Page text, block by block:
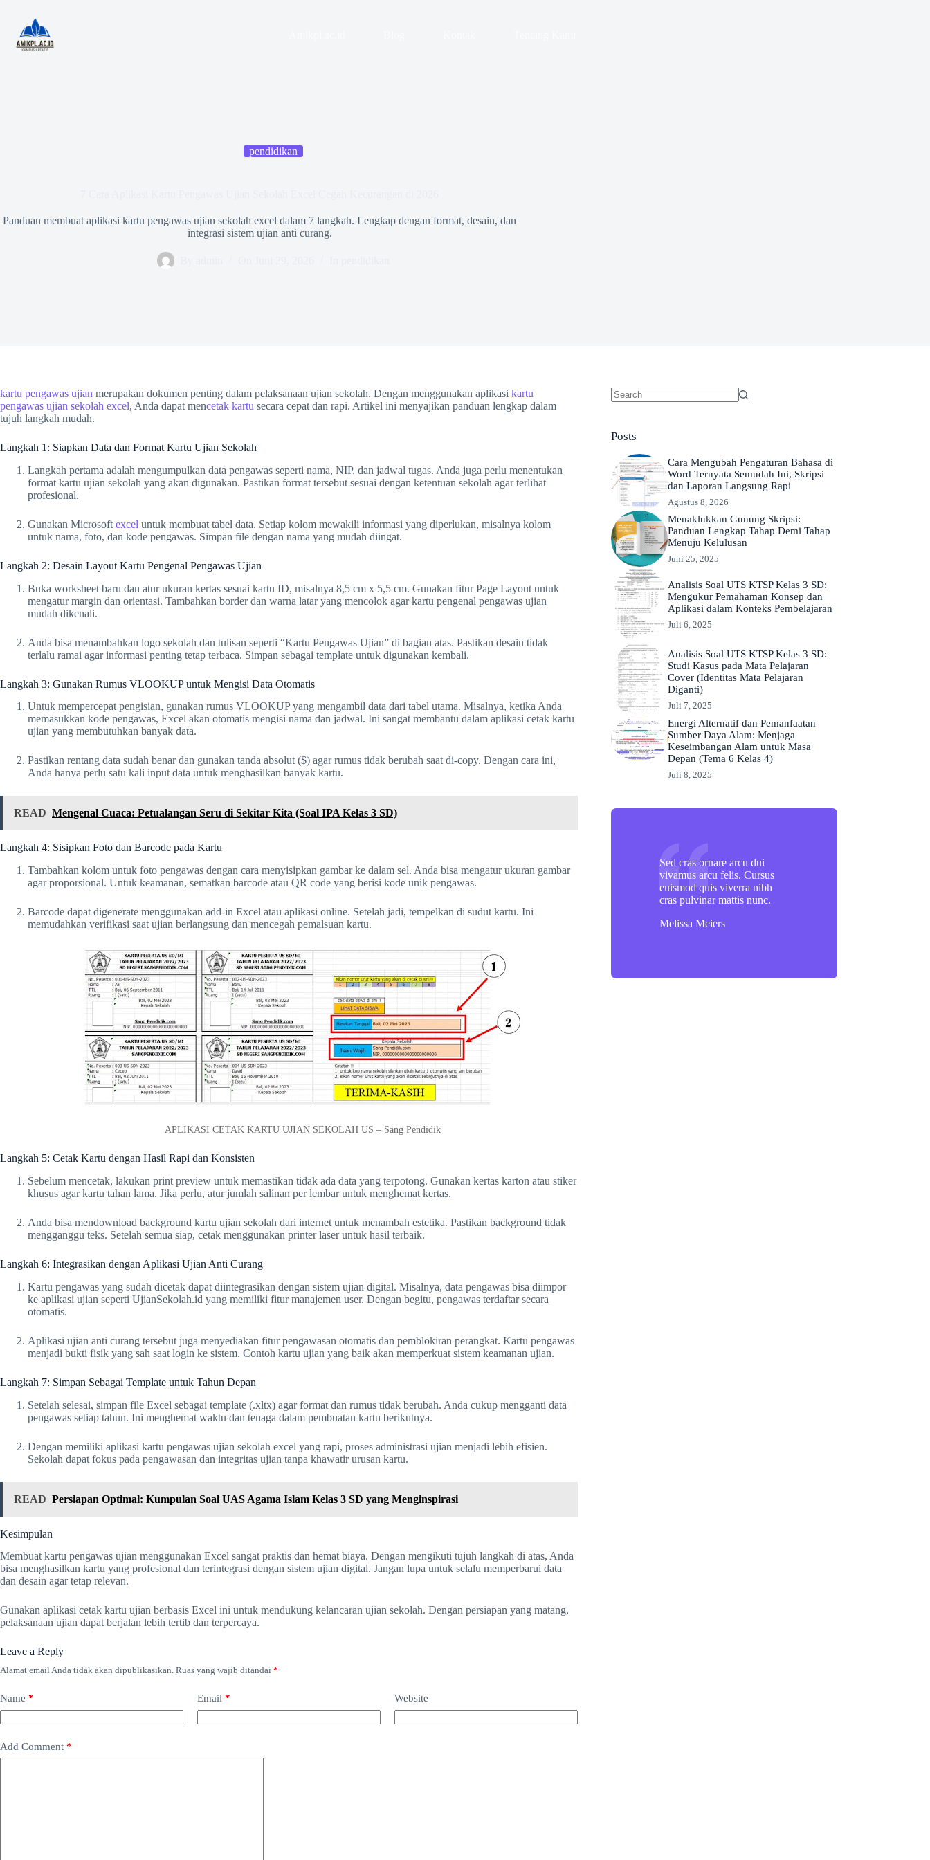
content
pendidikan
Panduan membuat aplikasi kartu pengawas ujian sekolah excel dalam 7 langkah. Lengkap dengan format, desain, dan
integrasi sistem ujian anti curang.
kartu pengawas ujian merupakan dokumen penting dalam pelaksanaan ujian sekolah. Dengan menggunakan aplikasi kartu
pengawas ujian sekolah excel, Anda dapat mencetak kartu secara cepat dan rapi. Artikel ini menyajikan panduan lengkap dalam
tujuh langkah mudah.
Langkah 1: Siapkan Data dan Format Kartu Ujian Sekolah
Langkah pertama adalah mengumpulkan data pengawas seperti nama, NIP, dan jadwal tugas. Anda juga perlu menentukan
format kartu ujian sekolah yang akan digunakan. Pastikan format tersebut sesuai dengan ketentuan sekolah agar terlihat
profesional.
Gunakan Microsoft excel untuk membuat tabel data. Setiap kolom mewakili informasi yang diperlukan, misalnya kolom
untuk nama, foto, dan kode pengawas. Simpan file dengan nama yang mudah diingat.
Langkah 2: Desain Layout Kartu Pengenal Pengawas Ujian
Buka worksheet baru dan atur ukuran kertas sesuai kartu ID, misalnya 8,5 cm x 5,5 cm. Gunakan fitur Page Layout untuk
mengatur margin dan orientasi. Tambahkan border dan warna latar yang mencolok agar kartu pengenal pengawas ujian
mudah dikenali.
Anda bisa menambahkan logo sekolah dan tulisan seperti “Kartu Pengawas Ujian” di bagian atas. Pastikan desain tidak
terlalu ramai agar informasi penting tetap terbaca. Simpan sebagai template untuk digunakan kembali.
Langkah 3: Gunakan Rumus VLOOKUP untuk Mengisi Data Otomatis
Untuk mempercepat pengisian, gunakan rumus VLOOKUP yang mengambil data dari tabel utama. Misalnya, ketika Anda
memasukkan kode pengawas, Excel akan otomatis mengisi nama dan jadwal. Ini sangat membantu dalam aplikasi cetak kartu
ujian yang membutuhkan banyak data.
Pastikan rentang data sudah benar dan gunakan tanda absolut ($) agar rumus tidak berubah saat di-copy. Dengan cara ini,
Anda hanya perlu satu kali input data untuk menghasilkan banyak kartu.
READ Mengenal Cuaca: Petualangan Seru di Sekitar Kita (Soal IPA Kelas 3 SD)
Langkah 4: Sisipkan Foto dan Barcode pada Kartu
Tambahkan kolom untuk foto pengawas dengan cara menyisipkan gambar ke dalam sel. Anda bisa mengatur ukuran gambar
agar proporsional. Untuk keamanan, sematkan barcode atau QR code yang berisi kode unik pengawas.
Barcode dapat digenerate menggunakan add-in Excel atau aplikasi online. Setelah jadi, tempelkan di sudut kartu. Ini
memudahkan verifikasi saat ujian berlangsung dan mencegah pemalsuan kartu.
APLIKASI CETAK KARTU UJIAN SEKOLAH US – Sang Pendidik
Langkah 5: Cetak Kartu dengan Hasil Rapi dan Konsisten
Sebelum mencetak, lakukan print preview untuk memastikan tidak ada data yang terpotong. Gunakan kertas karton atau stiker
khusus agar kartu tahan lama. Jika perlu, atur jumlah salinan per lembar untuk menghemat kertas.
Anda bisa mendownload background kartu ujian sekolah dari internet untuk menambah estetika. Pastikan background tidak
mengganggu teks. Setelah semua siap, cetak menggunakan printer laser untuk hasil terbaik.
Langkah 6: Integrasikan dengan Aplikasi Ujian Anti Curang
Kartu pengawas yang sudah dicetak dapat diintegrasikan dengan sistem ujian digital. Misalnya, data pengawas bisa diimpor
ke aplikasi ujian seperti UjianSekolah.id yang memiliki fitur manajemen user. Dengan begitu, pengawas terdaftar secara
otomatis.
Aplikasi ujian anti curang tersebut juga menyediakan fitur pengawasan otomatis dan pemblokiran perangkat. Kartu pengawas
menjadi bukti fisik yang sah saat login ke sistem. Contoh kartu ujian yang baik akan memperkuat sistem keamanan ujian.
Langkah 7: Simpan Sebagai Template untuk Tahun Depan
Setelah selesai, simpan file Excel sebagai template (.xltx) agar format dan rumus tidak berubah. Anda cukup mengganti data
pengawas setiap tahun. Ini menghemat waktu dan tenaga dalam pembuatan kartu berikutnya.
Dengan memiliki aplikasi kartu pengawas ujian sekolah excel yang rapi, proses administrasi ujian menjadi lebih efisien.
Sekolah dapat fokus pada pengawasan dan integritas ujian tanpa khawatir urusan kartu.
READ Persiapan Optimal: Kumpulan Soal UAS Agama Islam Kelas 3 SD yang Menginspirasi
Kesimpulan
Membuat kartu pengawas ujian menggunakan Excel sangat praktis dan hemat biaya. Dengan mengikuti tujuh langkah di atas, Anda
bisa menghasilkan kartu yang profesional dan terintegrasi dengan sistem ujian digital. Jangan lupa untuk selalu memperbarui data
dan desain agar tetap relevan.
Gunakan aplikasi cetak kartu ujian berbasis Excel ini untuk mendukung kelancaran ujian sekolah. Dengan persiapan yang matang,
pelaksanaan ujian dapat berjalan lebih tertib dan terpercaya.
Leave a Reply
Alamat email Anda tidak akan dipublikasikan. Ruas yang wajib ditandai *
Name * Email * Website
Add Comment *
Posts
Cara Mengubah Pengaturan Bahasa di
Word Ternyata Semudah Ini, Skripsi
dan Laporan Langsung Rapi
Agustus 8, 2026
Menaklukkan Gunung Skripsi:
Panduan Lengkap Tahap Demi Tahap
Menuju Kelulusan
Juni 25, 2025
Analisis Soal UTS KTSP Kelas 3 SD:
Mengukur Pemahaman Konsep dan
Aplikasi dalam Konteks Pembelajaran
Juli 6, 2025
Analisis Soal UTS KTSP Kelas 3 SD:
Studi Kasus pada Mata Pelajaran
Cover (Identitas Mata Pelajaran
Diganti)
Juli 7, 2025
Energi Alternatif dan Pemanfaatan
Sumber Daya Alam: Menjaga
Keseimbangan Alam untuk Masa
Depan (Tema 6 Kelas 4)
Juli 8, 2025
Sed cras ornare arcu dui
vivamus arcu felis. Cursus
euismod quis viverra nibh
cras pulvinar mattis nunc.
Melissa Meiers